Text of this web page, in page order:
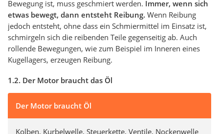
Bewegung ist, muss geschmiert werden. Immer, wenn sich
etwas bewegt, dann entsteht Reibung. Wenn Reibung
jedoch entsteht, ohne dass ein Schmiermittel im Einsatz ist,
schmirgeln sich die reibenden Teile gegenseitig ab. Auch
rollende Bewegungen, wie zum Beispiel im Inneren eines
Kugellagers, erzeugen Reibung.
1.2. Der Motor braucht das Öl
Der Motor braucht Öl
Kolben, Kurbelwelle, Steuerkette, Ventile, Nockenwelle